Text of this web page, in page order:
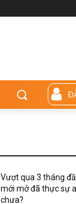
Vượt qua 3 tháng
mới mở đã thực sự
chưa?